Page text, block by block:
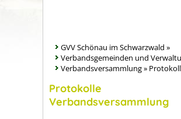
GVV Schönau im Schwarzwald »
Verbandsgemeinden und
Verbandsversammlung»
Protokolle
Verbandsversammlung